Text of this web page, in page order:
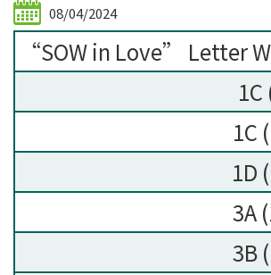
08/04/2024
“SOW in Love” Letter
1C
1D
3A
3B